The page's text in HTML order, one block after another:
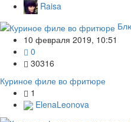
Raisa
10 февраля 2019, 10:51
0
30316
Куриное филе во фритюре
1
ElenaLeonova